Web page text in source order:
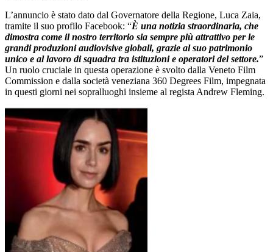
L’annuncio è stato dato dal Governatore della Regione, Luca Zaia,
tramite il suo profilo Facebook: “È una notizia straordinaria, che
dimostra come il nostro territorio sia sempre più attrattivo per le
grandi produzioni audiovisive globali, grazie al suo patrimonio
unico e al lavoro di squadra tra istituzioni e operatori del settore.”
Un ruolo cruciale in questa operazione è svolto dalla Veneto Film
Commission e dalla società veneziana 360 Degrees Film, impegnata
in questi giorni nei sopralluoghi insieme al regista Andrew Fleming.